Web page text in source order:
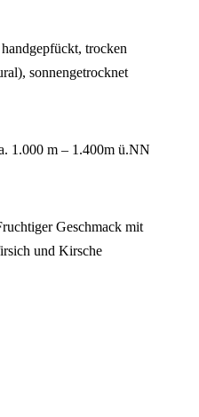
handgepfückt, trocken
sonnengetrocknet
1.000 m – 1.400m ü.NN
Geschmack mit
und Kirsche